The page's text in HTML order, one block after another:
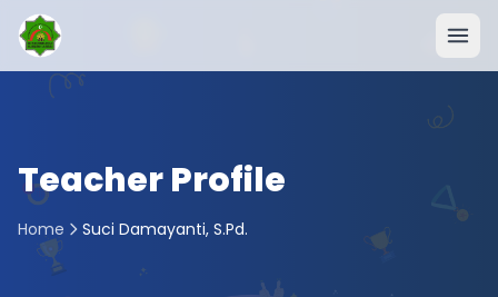
Teacher Profile
Home Suci Damayanti, S.Pd.